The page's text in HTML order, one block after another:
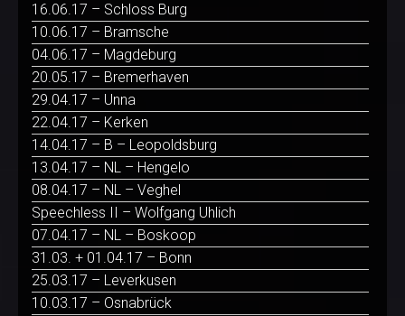
16.06.17 – Schloss Burg
10.06.17 – Bramsche
04.06.17 – Magdeburg
20.05.17 – Bremerhaven
29.04.17 – Unna
22.04.17 – Kerken
14.04.17 – B – Leopoldsburg
13.04.17 – NL – Hengelo
08.04.17 – NL – Veghel
Speechless II – Wolfgang Uhlich
07.04.17 – NL – Boskoop
31.03. + 01.04.17 – Bonn
25.03.17 – Leverkusen
10.03.17 – Osnabrück